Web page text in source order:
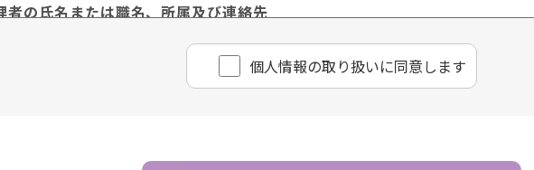
者の氏名または職名、所属及び連絡先
得する場合、お客様情報は、お客様のお問い合わせ・お申込みに関する回答、資
個⼈情報の取り扱いに同意します